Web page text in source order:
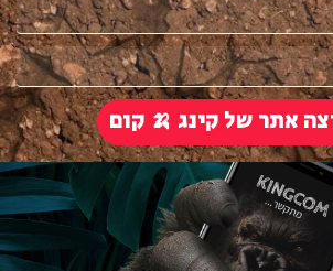
אתר של קינג 🍌 קום